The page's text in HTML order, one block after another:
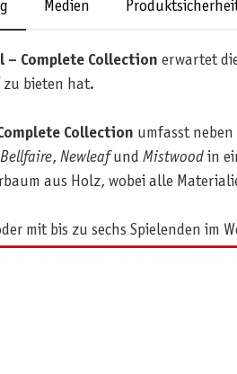
Medien
– Complete Collection erwartet
zu bieten hat.
Collection umfasst
Bellfaire, Newleafund Mistwoodin
aus Holz, wobei alle
mit bis zu sechs Spielenden im